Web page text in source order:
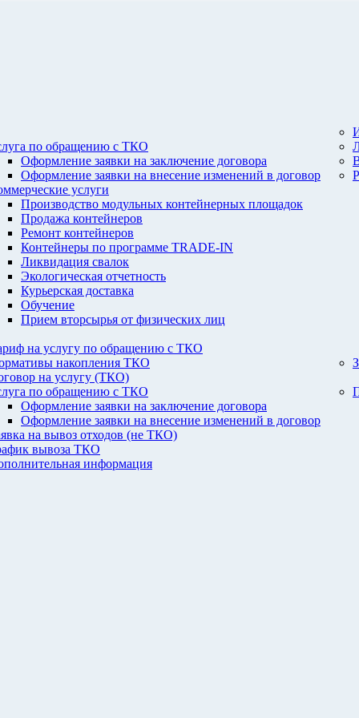
по обращению с ТКО
Оформление заявки на заключение договора
Оформление заявки на внесение изменений в договор
услуги
Производство модульных контейнерных площадок
Продажа контейнеров
Ремонт контейнеров
Контейнеры по программе TRADE-IN
Ликвидация свалок
Экологическая отчетность
Курьерская доставка
Обучение
Прием вторсырья от физических лиц
на услугу по обращению с ТКО
накопления ТКО
на услугу (ТКО)
по обращению с ТКО
Оформление заявки на заключение договора
Оформление заявки на внесение изменений в договор
на вывоз отходов (не ТКО)
вывоза ТКО
информация